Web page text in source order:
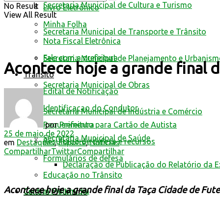
Livro Eletrônico
Minha Folha
Nota Fiscal Eletrônica
Fale com a prefeitura
Trânsito
Edital de Notificação
Identificacao do Condutor
Requerimento para Cartão de Autista
Resultado de defesa e recursos
Formulários de defesa
Educação no Trânsito
Cultura e Turismo
Secretaria Municipal de Cultura e Turismo
Secretaria Municipal de Transporte e Trânsito
Secretaria Municipal de Planejamento e
Secretaria Municipal de Obras
Secretaria Municipal de Indústria e Comércio
Secretaria Municipal de Saúde
Declaração de Publicação do Relatório da
Central Multimídia
No Result
View All Result
Acontece hoje a grande final
por Prefeitura
25 de maio de 2022
em Destaques,Esporte,Notícias
CompartilharTwittarCompartilhar
Acontece hoje a grande final da Taça Cidade de